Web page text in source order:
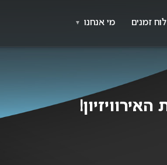
לוח זמנים מי אנחנו ▼